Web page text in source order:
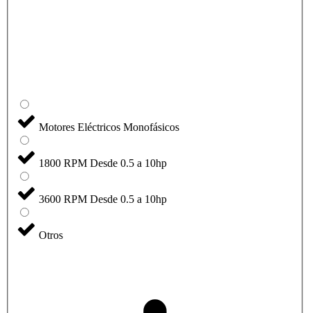
Motores Eléctricos Monofásicos
1800 RPM Desde 0.5 a 10hp
3600 RPM Desde 0.5 a 10hp
Otros